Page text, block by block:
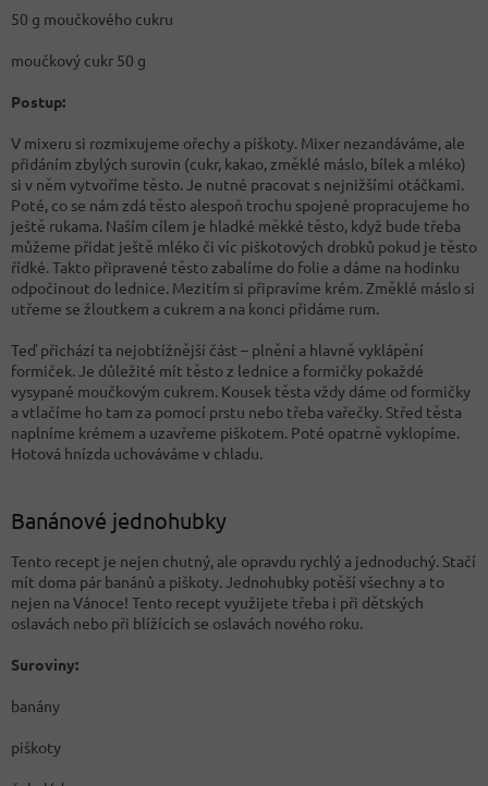
50 g moučkového cukru
moučkový cukr 50 g
Postup:
V mixeru si rozmixujeme ořechy a piškoty. Mixer nezandáváme, ale
přidáním zbylých surovin (cukr, kakao, změklé máslo, bílek a mléko)
si v něm vytvoříme těsto. Je nutné pracovat s nejnižšími otáčkami.
Poté, co se nám zdá těsto alespoň trochu spojené propracujeme ho
ještě rukama. Naším cílem je hladké měkké těsto, když bude třeba
můžeme přidat ještě mléko či víc piškotových drobků pokud je těsto
řídké. Takto připravené těsto zabalíme do folie a dáme na hodinku
odpočinout do lednice. Mezitím si připravíme krém. Změklé máslo si
utřeme se žloutkem a cukrem a na konci přidáme rum.
Teď přichází ta nejobtížnější část – plnění a hlavně vyklápění
formiček. Je důležité mít těsto z lednice a formičky pokaždé
vysypané moučkovým cukrem. Kousek těsta vždy dáme od formičky
a vtlačíme ho tam za pomocí prstu nebo třeba vařečky. Střed těsta
naplníme krémem a uzavřeme piškotem. Poté opatrně vyklopíme.
Hotová hnízda uchováváme v chladu.
Banánové jednohubky
Tento recept je nejen chutný, ale opravdu rychlý a jednoduchý. Stačí
mít doma pár banánů a piškoty. Jednohubky potěší všechny a to
nejen na Vánoce! Tento recept využijete třeba i při dětských
oslavách nebo při blížících se oslavách nového roku.
Suroviny:
banány
piškoty